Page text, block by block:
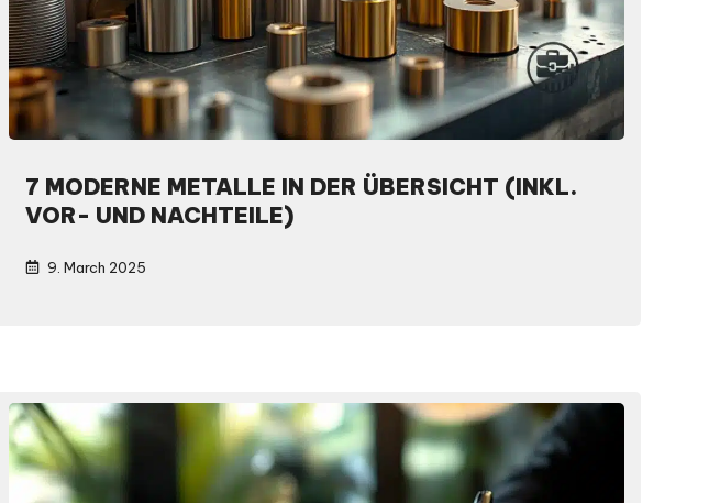
7 MODERNE METALLE IN DER ÜBERSICHT (INKL.
VOR- UND NACHTEILE)
9. March 2025